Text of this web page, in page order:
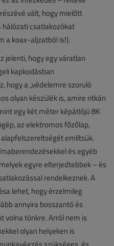
vált, hogy mielőtt
csatlakozókat
a koax-aljzatból is!).
jelenti, hogy egy váratlan
kapkodásban
hogy a „védelemre szoruló
olyan készülék is, amire ritkán
egy két méter képátlójú 8K
az elektromos főzőlap,
említsük.
és egyéb
egyre elterjedtebbek – és
rendelkeznek. A
lehet, hogy érzelmileg
annyira bosszantó és
volna tönkre. Arról nem is
olyan helyeken is